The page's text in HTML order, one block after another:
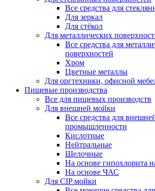
Все средства для
Для зеркал
Для стёкол
Для металлических
Все средства для
поверхностей
Хром
Цветные металлы
Для оргтехники, офисной
Пищевые производства
Все для пищевых производств
Для внешней мойки
Все средства для
промышленности
Кислотные
Нейтральные
Щелочные
На основе гипохлорита
На основе ЧАС
Для CIP мойки